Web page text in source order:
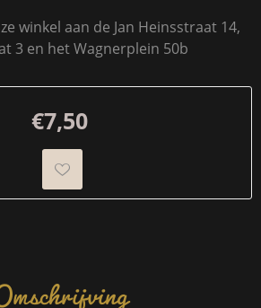
winkel aan de Jan Heinsstraat 14,
3 en het Wagnerplein 50b
€7,50